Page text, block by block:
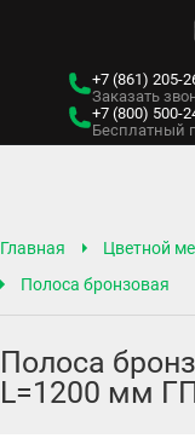
+7 (861) 205-
Заказать
+7 (800) 500-
Бесплатный
Главная Цветной
Полоса бронзовая
Полоса
L=1200 мм